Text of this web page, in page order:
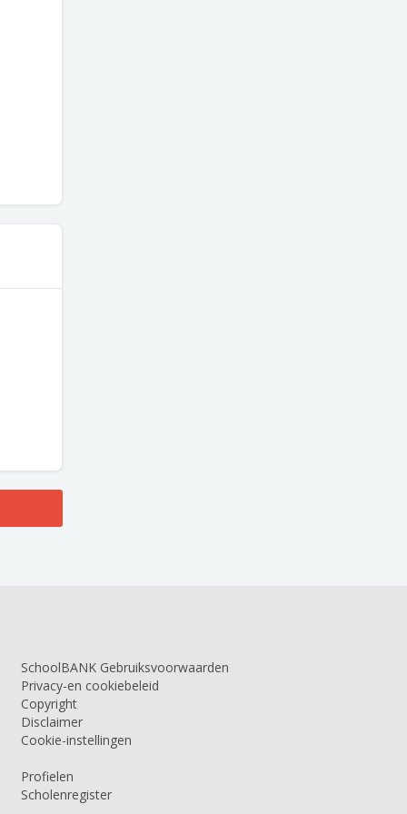
SchoolBANK Gebruiksvoorwaarden
Privacy-en cookiebeleid
Copyright
Disclaimer
Cookie-instellingen
Profielen
Scholenregister